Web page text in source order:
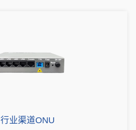
行业渠道ONU